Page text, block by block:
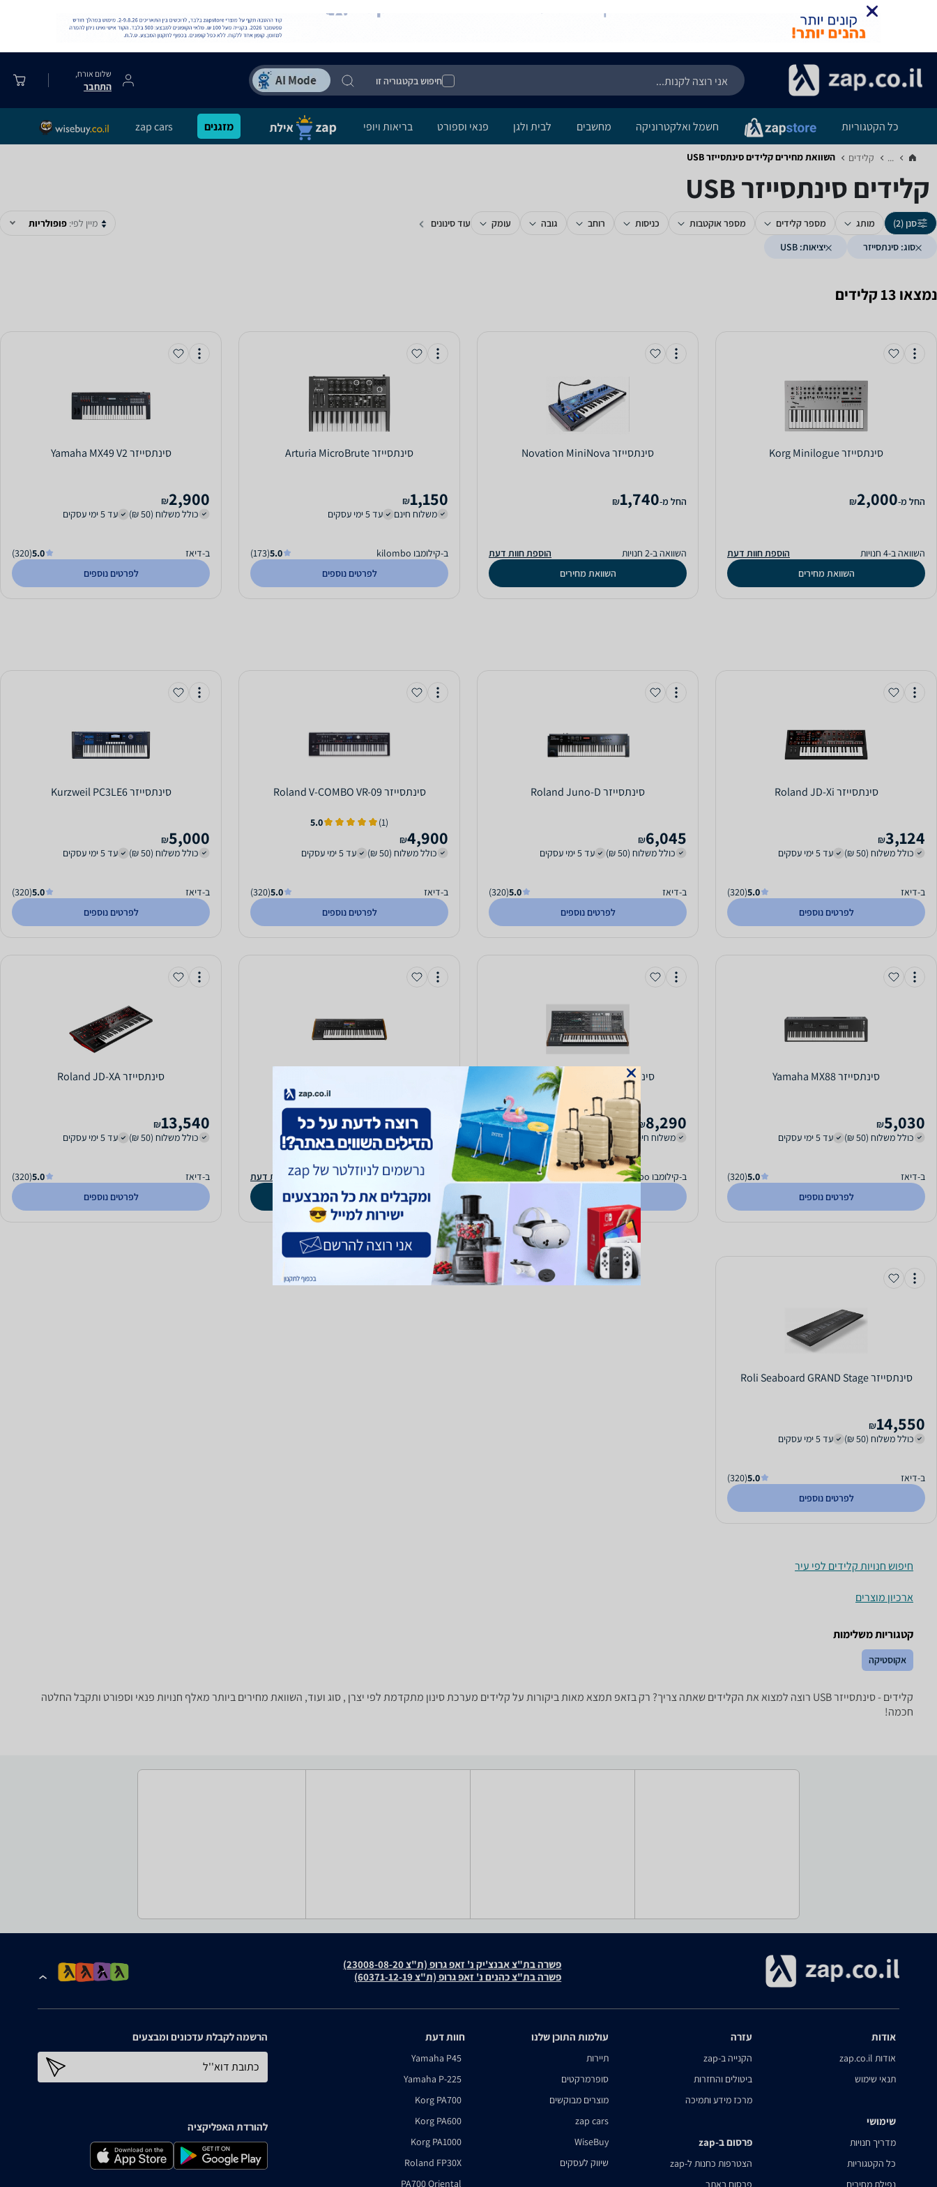
חיפוש בקטגוריה זו
שלום אורח,
התחבר
כל הקטגוריות חשמל ואלקטרוניקה מחשבים לבית ולגן פנאי וספורט בריאות ויופי מזגנים zap cars
... קלידים‏ השוואת מחירים קלידים ‏סינתסייזר ‏USB
קלידים ‏סינתסייזר ‏USB
סנן (2) מותג מספר קלידים מספר אוקטבות כניסות רוחב גובה עומק
עוד סינונים
סוג: סינתסייזר
יציאות: USB
מיין לפי: פופולריות
נמצאו 13 קלידים
‏סינתסייזר Korg Minilogue
‫החל מ-2,000
₪
השוואה ב-4 חנויות
הוספת חוות דעת
השוואת מחירים
‏סינתסייזר Novation MiniNova
‫החל מ-1,740
₪
השוואה ב-2 חנויות
הוספת חוות דעת
השוואת מחירים
‏סינתסייזר Arturia MicroBrute
1,150
₪
משלוח חינם
עד 5 ימי עסקים
ב-קילומבו kilombo 5.0
(173)
לפרטים נוספים
‏סינתסייזר Yamaha MX49 V2
2,900
₪
כולל משלוח (50 ₪)
עד 5 ימי עסקים
ב-דיאז 5.0
(320)
לפרטים נוספים
‏סינתסייזר Roland JD-Xi
3,124
₪
כולל משלוח (50 ₪)
עד 5 ימי עסקים
ב-דיאז 5.0
(320)
לפרטים נוספים
‏סינתסייזר Roland Juno-D
6,045
₪
כולל משלוח (50 ₪)
עד 5 ימי עסקים
ב-דיאז 5.0
(320)
לפרטים נוספים
‏סינתסייזר Roland V-COMBO VR-09
(1)
5.0
4,900
₪
כולל משלוח (50 ₪)
עד 5 ימי עסקים
ב-דיאז 5.0
(320)
לפרטים נוספים
‏סינתסייזר Kurzweil PC3LE6
5,000
₪
כולל משלוח (50 ₪)
עד 5 ימי עסקים
ב-דיאז 5.0
(320)
לפרטים נוספים
‏סינתסייזר Yamaha MX88
5,030
₪
כולל משלוח (50 ₪)
עד 5 ימי עסקים
ב-דיאז 5.0
(320)
לפרטים נוספים
‏סינתסייזר Arturia Matrix Brute
8,290
₪
משלוח חינם
עד 14 ימי עסקים
ב-קילומבו kilombo 5.0
(173)
12,800
₪
השוואה ב-2 חנויות
הוספת חוות דעת
השוואת מחירים
‏סינתסייזר Roland JD-XA
13,540
₪
כולל משלוח (50 ₪)
עד 5 ימי עסקים
ב-דיאז 5.0
(320)
לפרטים נוספים
‏סינתסייזר Roli Seaboard GRAND Stage
14,550
₪
כולל משלוח (50 ₪)
עד 5 ימי עסקים
ב-דיאז 5.0
(320)
לפרטים נוספים
חיפוש חנויות קלידים לפי עיר
ארכיון מוצרים
קטגוריות משלימות
אקוסטיקה
קלידים - ‏סינתסייזר ‏USB רוצה למצוא את הקלידים שאתה צריך? רק בזאפ תמצא מאות ביקורות על קלידים מערכת סינון מתקדמת לפי יצרן , סוג ועוד, השוואת מחירים ביותר מאלף חנויות פנאי וספורט ותקבל החלטה
חכמה!
פשרה בת"צ אבנצ'יק נ' זאפ גרופ (ת"צ 23008-08-20)
פשרה בת"צ כהנים נ' זאפ גרופ (ת"צ 60371-12-19)
אודות
אודות zap.co.il
תנאי שימוש
שימושי
מדריך חנויות
כל הקטגוריות
נפילת מחירים
עזרה
הקנייה ב-zap
ביטולים והחזרות
מרכז מידע ותמיכה
פרסום ב-zap
הצטרפות כחנות ל-zap
פרסום באתר
עולמות התוכן שלנו
תיירות
סופרמרקטים
מוצרים מבוקשים
zap cars
WiseBuy
שיווק לעסקים
חוות דעת
Yamaha P45
Yamaha P-225
Korg PA700
Korg PA600
Korg PA1000
Roland FP30X
PA700 Oriental
הרשמה לקבלת עדכונים ומבצעים
כתובת דוא''ל
להורדת האפליקציה